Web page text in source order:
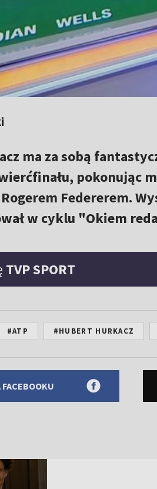
ma za sobą
pokonując
Federerem.
w cyklu "Okiem
TVP SPORT
#ATP #HUBERT HURKACZ